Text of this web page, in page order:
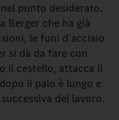
punto desiderato.
Berger che ha già
le funi d'acciaio
si dà da fare con
il cestello, attacca il
il palo è lungo e
del lavoro.